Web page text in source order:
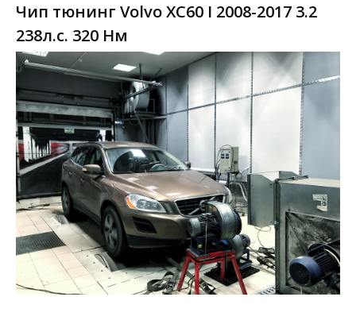
Чип тюнинг Volvo XC60 I 2008-2017 3.2
238л.с. 320 Нм